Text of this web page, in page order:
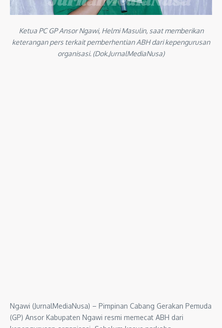
Ketua PC GP Ansor Ngawi, Helmi Masulin, saat memberikan
keterangan pers terkait pemberhentian ABH dari kepengurusan
organisasi. (Dok.JurnalMediaNusa)
Ngawi (JurnalMediaNusa) – Pimpinan Cabang Gerakan Pemuda
(GP) Ansor Kabupaten Ngawi resmi memecat ABH dari